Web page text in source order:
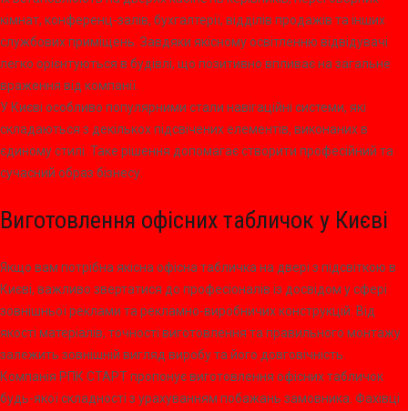
кімнат, конференц-залів, бухгалтерії, відділів продажів та інших
службових приміщень. Завдяки якісному освітленню відвідувачі
легко орієнтуються в будівлі, що позитивно впливає на загальне
враження від компанії.
У Києві особливо популярними стали навігаційні системи, які
складаються з декількох підсвічених елементів, виконаних в
єдиному стилі. Таке рішення допомагає створити професійний та
сучасний образ бізнесу.
Виготовлення офісних табличок у Києві
Якщо вам потрібна якісна офісна табличка на двері з підсвіткою в
Києві, важливо звертатися до професіоналів із досвідом у сфері
зовнішньої реклами та рекламно-виробничих конструкцій. Від
якості матеріалів, точності виготовлення та правильного монтажу
залежить зовнішній вигляд виробу та його довговічність.
Компанія РПК СТАРТ пропонує виготовлення офісних табличок
будь-якої складності з урахуванням побажань замовника. Фахівці